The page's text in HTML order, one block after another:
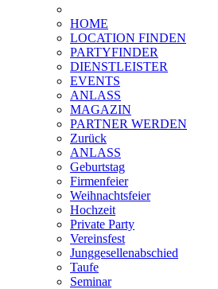
HOME
LOCATION FINDEN
PARTYFINDER
DIENSTLEISTER
EVENTS
ANLASS
MAGAZIN
PARTNER WERDEN
Zurück
ANLASS
Geburtstag
Firmenfeier
Weihnachtsfeier
Hochzeit
Private Party
Vereinsfest
Junggesellenabschied
Taufe
Seminar